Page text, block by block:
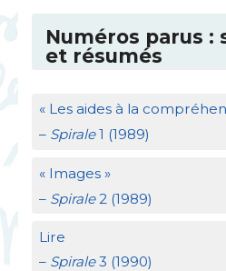
Numéros parus :
et résumés
« Les aides à la
– Spirale1 (1989)
« Images »
– Spirale2 (1989)
Lire
– Spirale3 (1990)